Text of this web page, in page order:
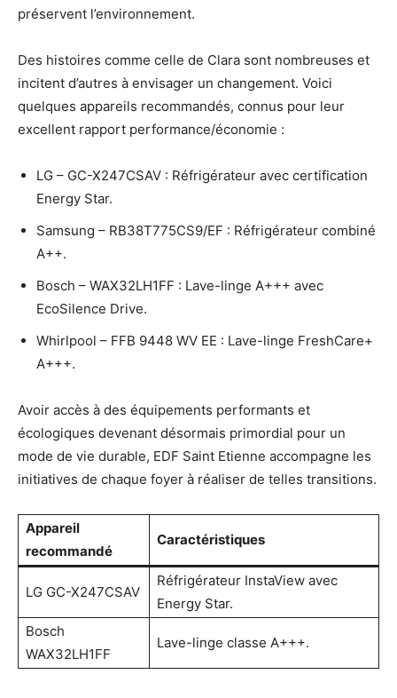
préservent l’environnement.
Des histoires comme celle de Clara sont nombreuses et
incitent d’autres à envisager un changement. Voici
quelques appareils recommandés, connus pour leur
excellent rapport performance/économie :
LG – GC-X247CSAV : Réfrigérateur avec certification
Energy Star.
Samsung – RB38T775CS9/EF : Réfrigérateur combiné
A++.
Bosch – WAX32LH1FF : Lave-linge A+++ avec
EcoSilence Drive.
Whirlpool – FFB 9448 WV EE : Lave-linge FreshCare+
A+++.
Avoir accès à des équipements performants et
écologiques devenant désormais primordial pour un
mode de vie durable, EDF Saint Etienne accompagne les
initiatives de chaque foyer à réaliser de telles transitions.
Appareil
recommandé
Caractéristiques
LG GC-X247CSAV
Réfrigérateur InstaView avec
Energy Star.
Bosch
WAX32LH1FF
Lave-linge classe A+++.